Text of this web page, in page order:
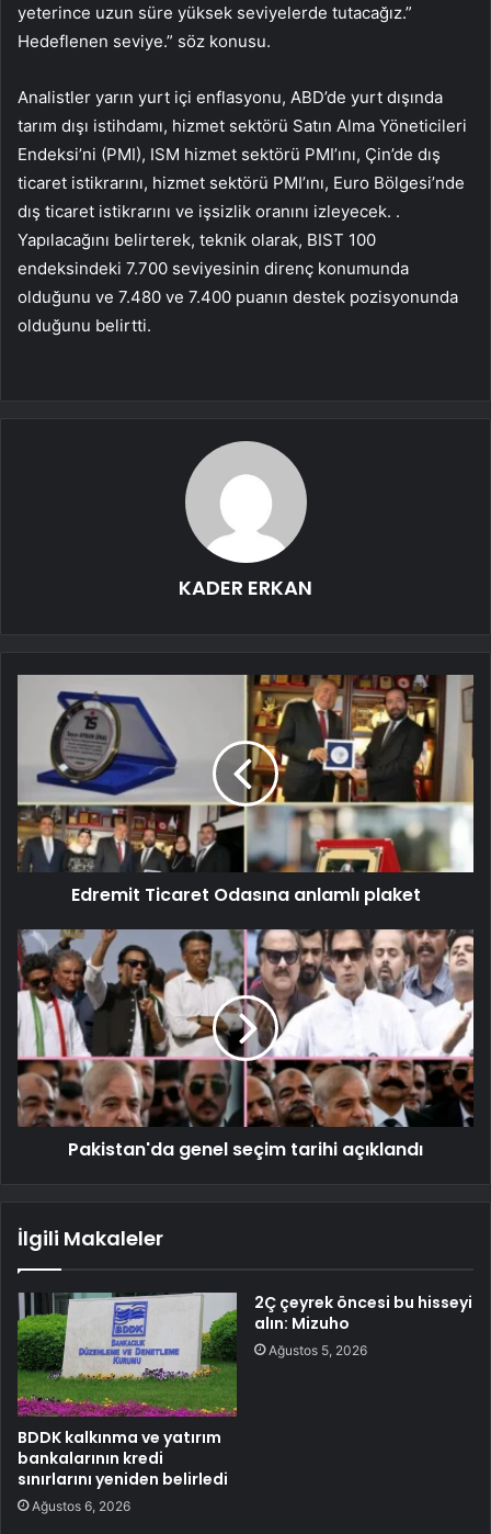
yeterince uzun süre yüksek seviyelerde tutacağız.”
Hedeflenen seviye.” söz konusu.
Analistler yarın yurt içi enflasyonu, ABD’de yurt dışında
tarım dışı istihdamı, hizmet sektörü Satın Alma Yöneticileri
Endeksi’ni (PMI), ISM hizmet sektörü PMI’ını, Çin’de dış
ticaret istikrarını, hizmet sektörü PMI’ını, Euro Bölgesi’nde
dış ticaret istikrarını ve işsizlik oranını izleyecek. .
Yapılacağını belirterek, teknik olarak, BIST 100
endeksindeki 7.700 seviyesinin direnç konumunda
olduğunu ve 7.480 ve 7.400 puanın destek pozisyonunda
olduğunu belirtti.
KADER ERKAN
Edremit Ticaret Odasına anlamlı plaket
Pakistan'da genel seçim tarihi açıklandı
İlgili Makaleler
BDDK kalkınma ve yatırım
bankalarının kredi
sınırlarını yeniden belirledi
Ağustos 6, 2026
2Ç çeyrek öncesi bu hisseyi
alın: Mizuho
Ağustos 5, 2026